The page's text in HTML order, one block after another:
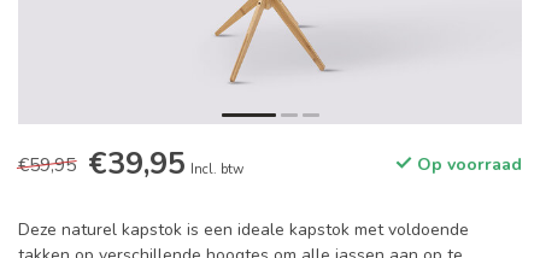
€59,95 €39,95 Incl. btw Op voorraad
Deze naturel kapstok is een ideale kapstok met voldoende